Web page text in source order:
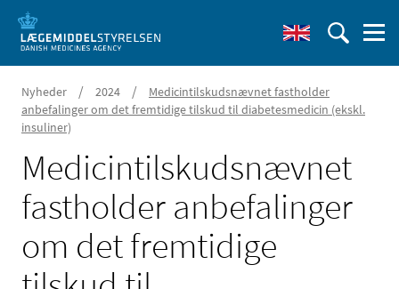
Nyheder / 2024 /
Medicintilskudsnævnet fastholder
anbefalinger om det fremtidige tilskud til diabetesmedicin (ekskl.
insuliner)
Medicintilskudsnævnet
fastholder anbefalinger
om det fremtidige